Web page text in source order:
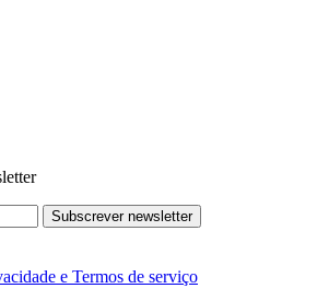
Subscrever newsletter
e Termos de serviço